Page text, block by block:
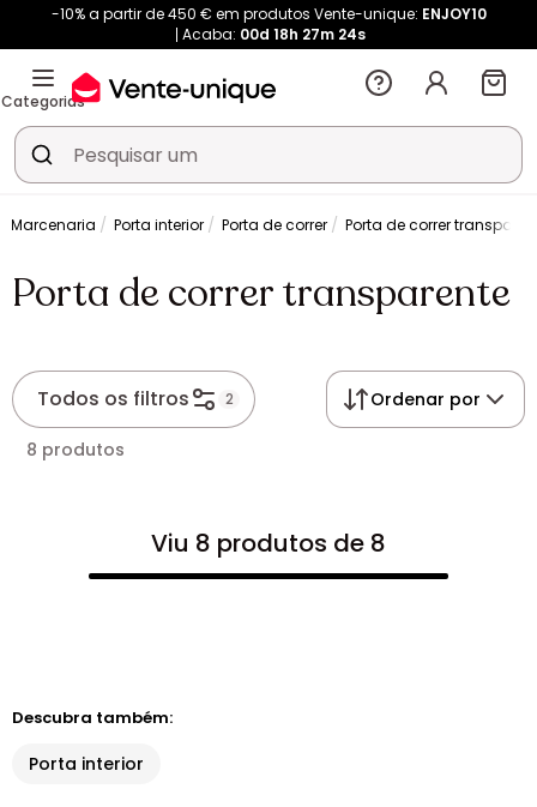
-10% a partir de 450 € em produtos Vente-unique: ENJOY10
Acaba: 00d 18h 27m 24s
Categorias
Marcenaria Porta interior Porta de correr Porta de correr
Porta de correr transparente
Todos os filtros 2 Ordenar por
8 produtos
Viu 8 produtos de 8
Descubra também:
Porta interior